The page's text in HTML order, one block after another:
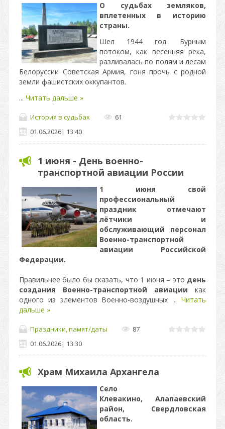
О судьбах земляков,
вплетенных в историю
страны.
Шел 1944 год. Бурным
потоком, как весенняя река,
разливалась по полям и лесам
Белоруссии Советская Армия, гоня прочь с родной
земли фашистских оккупантов.
... Читать дальше »
История в судьбах
61
01.06.2026| 13:40
1 июня - День военно-
транспортной авиации России
1 июня свой
профессиональный
праздник отмечают
лётчики и
обслуживающий персонал
Военно-транспортной
авиации Российской
Федерации.
Правильнее было бы сказать, что 1 июня – это день
создания Военно-транспортной авиации как
одного из элементов Военно-воздушных ...Читать
дальше »
Праздники, памят/даты
87
01.06.2026| 13:30
Храм Михаила Архангела
Село
Клевакино,
Алапаевский
район, Свердловская
область.